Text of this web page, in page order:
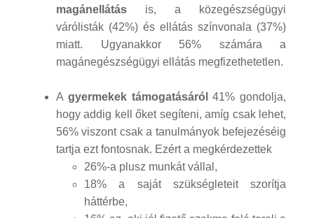
magánellátás is, a közegészségügyi
várólisták (42%) és ellátás színvonala (37%)
miatt. Ugyanakkor 56% számára a
magánegészségügyi ellátás megfizethetetlen.
A gyermekek támogatásáról
41% gondolja,
hogy addig kell őket segíteni, amíg csak lehet,
56% viszont csak a tanulmányok befejezéséig
tartja ezt fontosnak. Ezért a megkérdezettek
26%-a plusz munkát vállal,
18% a saját szükségleteit szorítja
háttérbe,